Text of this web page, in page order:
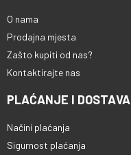
O nama
Prodajna mjesta
Zašto kupiti od nas?
Kontaktirajte nas
PLAĆANJE I DOSTAVA
Načini plaćanja
Sigurnost plaćanja